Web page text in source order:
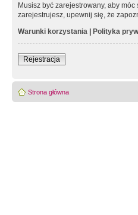
Musisz być zarejestrowany, aby
zarejestrujesz, upewnij się, że
Warunki korzystania | Polityka
Rejestracja
Strona główna